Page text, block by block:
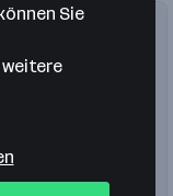
Sie
weitere